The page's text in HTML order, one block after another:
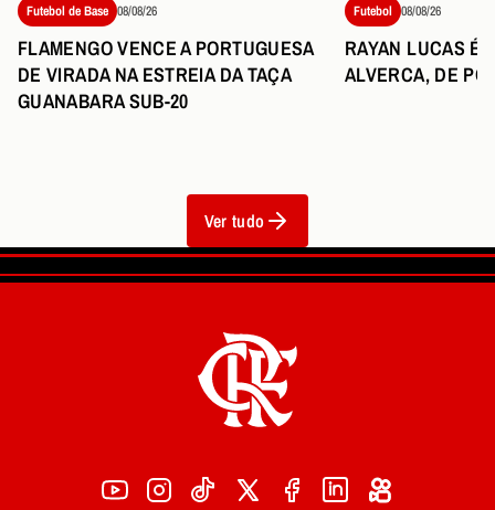
Futebol de Base 08/08/26
FLAMENGO VENCE A PORTUGUESA
DE VIRADA NA ESTREIA DA TAÇA
GUANABARA SUB-20
Futebol 08/08/26
RAYAN LUCAS É
ALVERCA, DE
Ver tudo